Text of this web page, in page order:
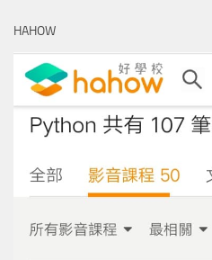
字:
HAHOW